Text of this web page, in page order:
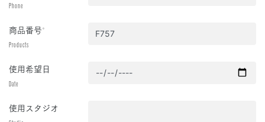
Phone
商品番号*
Products
使用希望日
Date
使用スタジオ